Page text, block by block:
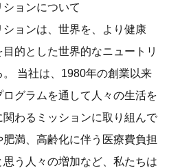
ョンについて
ョンは、世界を、より健康
的とした世界的なニュートリ
当社は、1980年の創業以来
ログラムを通して人々の生活を
わるミッションに取り組んで
満、高齢化に伴う医療費負担
う人々の増加など、私たちは